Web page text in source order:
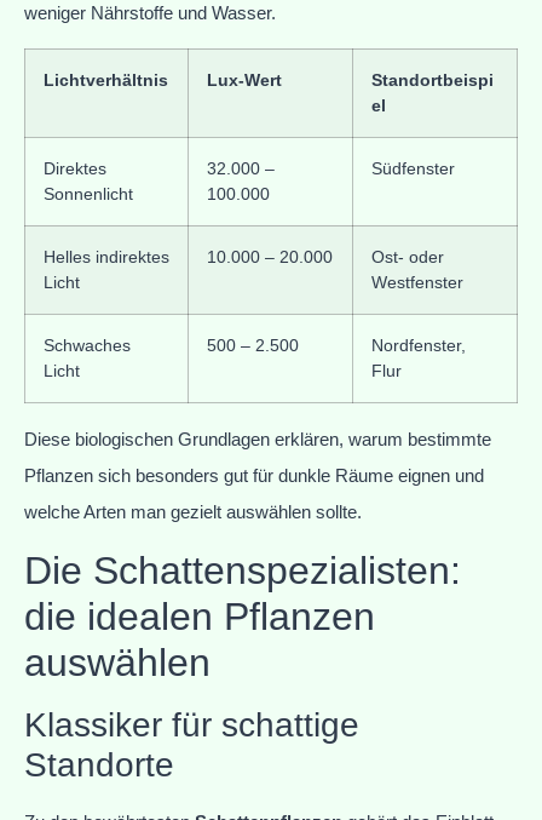
weniger Nährstoffe und Wasser.
Lichtverhältnis Lux-Wert
Standortbeispi
el
Direktes
Sonnenlicht
32.000 –
100.000
Südfenster
Helles indirektes
Licht
10.000 – 20.000
Ost- oder
Westfenster
Schwaches
Licht
500 – 2.500
Nordfenster,
Flur
Diese biologischen Grundlagen erklären, warum bestimmte
Pflanzen sich besonders gut für dunkle Räume eignen und
welche Arten man gezielt auswählen sollte.
Die Schattenspezialisten:
die idealen Pflanzen
auswählen
Klassiker für schattige
Standorte